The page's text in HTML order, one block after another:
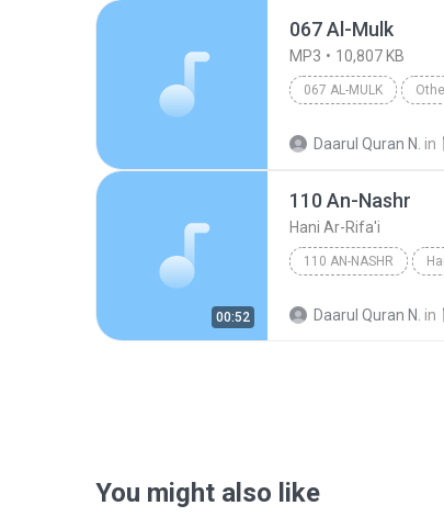
067 Al-Mulk
MP3 10,807 KB
067 AL-MULK
Daarul Quran N. in
00:52
110 An-Nashr
Hani Ar-Rifa'i
110 AN-NASHR
Daarul Quran N. in
You might also like